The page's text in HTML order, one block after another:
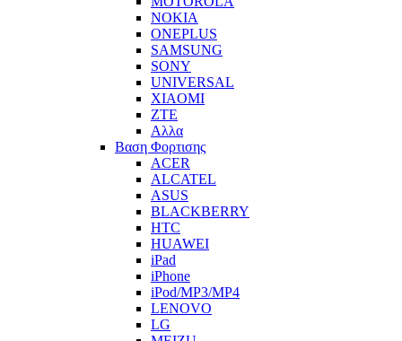
NOKIA
ONEPLUS
SAMSUNG
SONY
UNIVERSAL
XIAOMI
ZTE
Αλλα
Βαση Φορτισης
ACER
ALCATEL
ASUS
BLACKBERRY
HTC
HUAWEI
iPad
iPhone
iPod/MP3/MP4
LENOVO
LG